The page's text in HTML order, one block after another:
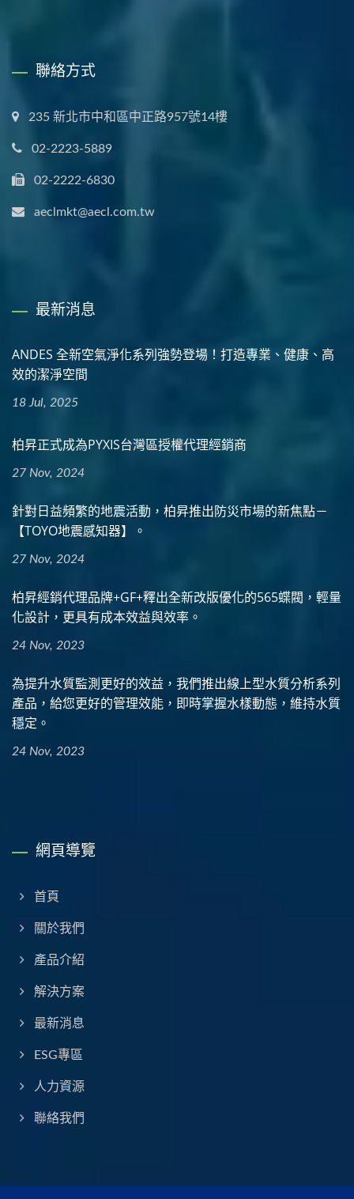
聯絡方式
235 新北市中和區中正路957號14樓
02-2223-5889
02-2222-6830
aeclmkt@aecl.com.tw
最新消息
ANDES 全新空氣淨化系列強勢登場！打造專業、健康、高
效的潔淨空間
18 Jul, 2025
柏昇正式成為PYXIS台灣區授權代理經銷商
27 Nov, 2024
針對日益頻繁的地震活動，柏昇推出防災市場的新焦點－
【TOYO地震感知器】。
27 Nov, 2024
柏昇經銷代理品牌+GF+釋出全新改版優化的565蝶閥，輕量
化設計，更具有成本效益與效率。
24 Nov, 2023
為提升水質監測更好的效益，我們推出線上型水質分析系列
產品，給您更好的管理效能，即時掌握水樣動態，維持水質
穩定。
24 Nov, 2023
網頁導覽
首頁
關於我們
產品介紹
解決方案
最新消息
ESG專區
人力資源
聯絡我們